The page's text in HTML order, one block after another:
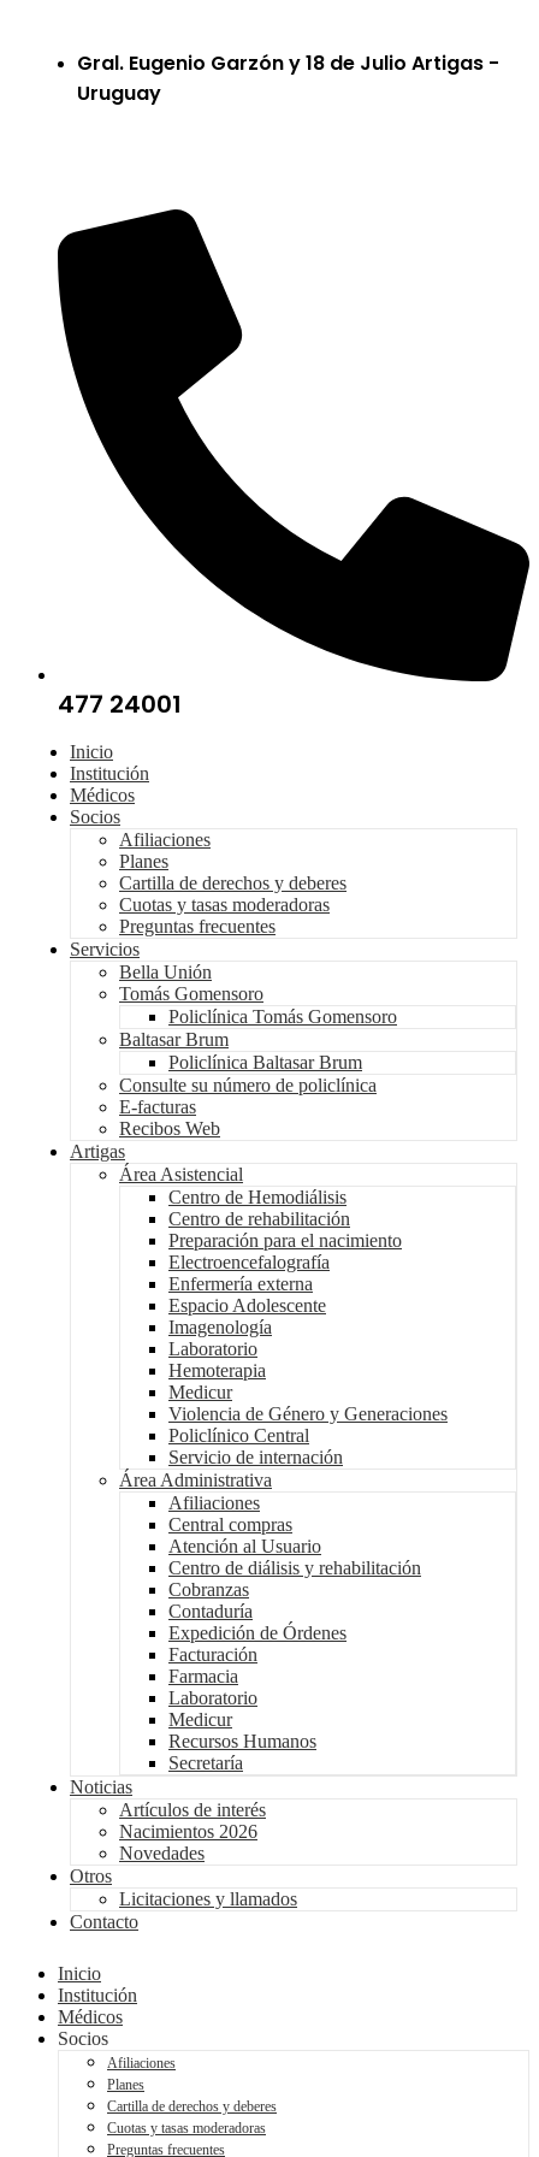
Gral. Eugenio Garzón y 18 de Julio Artigas -
Uruguay
477 24001
Inicio
Institución
Médicos
Socios
Afiliaciones
Planes
Cartilla de derechos y deberes
Cuotas y tasas moderadoras
Preguntas frecuentes
Servicios
Bella Unión
Tomás Gomensoro
Policlínica Tomás Gomensoro
Baltasar Brum
Policlínica Baltasar Brum
Consulte su número de policlínica
E-facturas
Recibos Web
Artigas
Área Asistencial
Centro de Hemodiálisis
Centro de rehabilitación
Preparación para el nacimiento
Electroencefalografía
Enfermería externa
Espacio Adolescente
Imagenología
Laboratorio
Hemoterapia
Medicur
Violencia de Género y Generaciones
Policlínico Central
Servicio de internación
Área Administrativa
Afiliaciones
Central compras
Atención al Usuario
Centro de diálisis y rehabilitación
Cobranzas
Contaduría
Expedición de Órdenes
Facturación
Farmacia
Laboratorio
Medicur
Recursos Humanos
Secretaría
Noticias
Artículos de interés
Nacimientos 2026
Novedades
Otros
Licitaciones y llamados
Contacto
Inicio
Institución
Médicos
Socios
Afiliaciones
Planes
Cartilla de derechos y deberes
Cuotas y tasas moderadoras
Preguntas frecuentes